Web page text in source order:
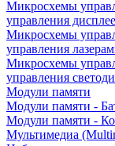
Микросхемы
управления
Микросхемы
управления
Микросхемы
управления
Модули памяти
Модули памяти -
Модули памяти -
Мультимедиа